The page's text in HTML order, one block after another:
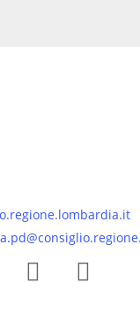
Gruppo Consiliare PD LombardiaPagina Instagram Gruppo PD LombardiaPagina Youtube Gruppo PD